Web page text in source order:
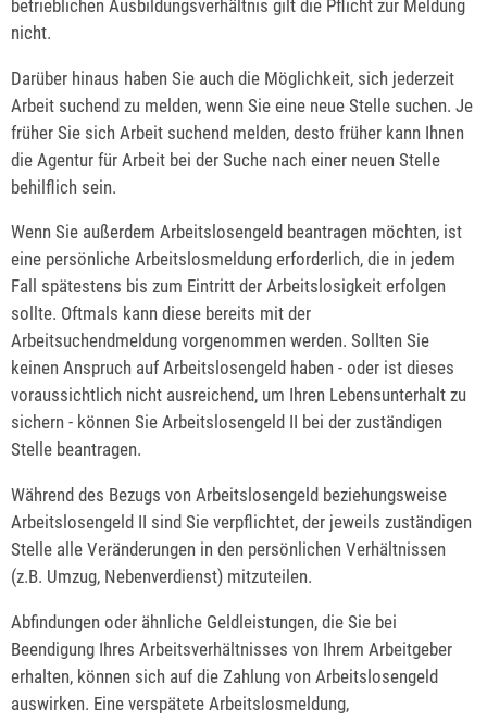
betrieblichen Ausbildungsverhältnis gilt die Pflicht zur Meldung
nicht.
Darüber hinaus haben Sie auch die Möglichkeit, sich jederzeit
Arbeit suchend zu melden, wenn Sie eine neue Stelle suchen. Je
früher Sie sich Arbeit suchend melden, desto früher kann Ihnen
die Agentur für Arbeit bei der Suche nach einer neuen Stelle
behilflich sein.
Wenn Sie außerdem Arbeitslosengeld beantragen möchten, ist
eine persönliche Arbeitslosmeldung erforderlich, die in jedem
Fall spätestens bis zum Eintritt der Arbeitslosigkeit erfolgen
sollte. Oftmals kann diese bereits mit der
Arbeitsuchendmeldung vorgenommen werden. Sollten Sie
keinen Anspruch auf Arbeitslosengeld haben - oder ist dieses
voraussichtlich nicht ausreichend, um Ihren Lebensunterhalt zu
sichern - können Sie Arbeitslosengeld II bei der zuständigen
Stelle beantragen.
Während des Bezugs von Arbeitslosengeld beziehungsweise
Arbeitslosengeld II sind Sie verpflichtet, der jeweils zuständigen
Stelle alle Veränderungen in den persönlichen Verhältnissen
(z.B. Umzug, Nebenverdienst) mitzuteilen.
Abfindungen oder ähnliche Geldleistungen, die Sie bei
Beendigung Ihres Arbeitsverhältnisses von Ihrem Arbeitgeber
erhalten, können sich auf die Zahlung von Arbeitslosengeld
auswirken. Eine verspätete Arbeitslosmeldung,